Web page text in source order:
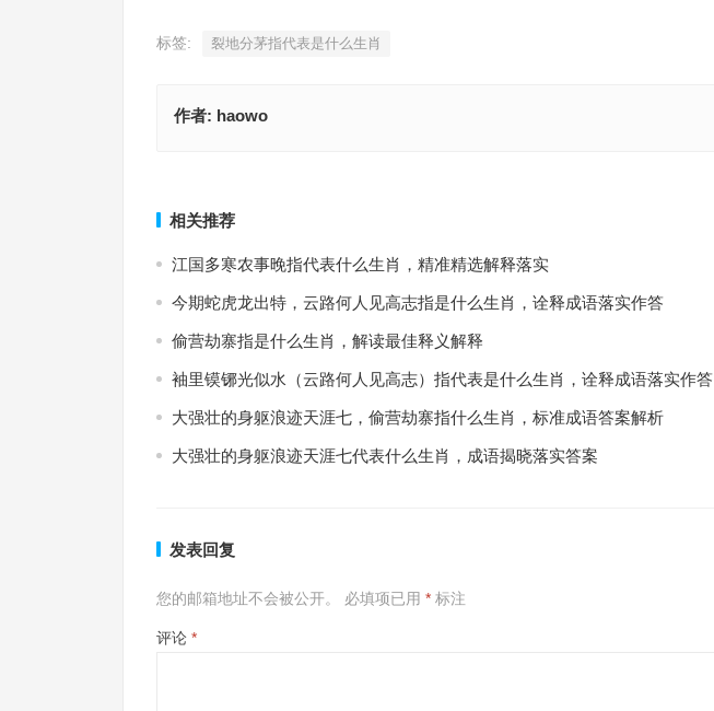
标签: 裂地分茅指代表是什么生肖
作者: haowo
相关推荐
江国多寒农事晚指代表什么生肖，精准精选解释落实
今期蛇虎龙出特，云路何人见高志指是什么生肖，诠释成语落实作答
偷营劫寨指是什么生肖，解读最佳释义解释
袖里镆铘光似水（云路何人见高志）指代表是什么生肖，诠释成语落实作答
大强壮的身躯浪迹天涯七，偷营劫寨指什么生肖，标准成语答案解析
大强壮的身躯浪迹天涯七代表什么生肖，成语揭晓落实答案
发表回复
您的邮箱地址不会被公开。 必填项已用 * 标注
评论 *